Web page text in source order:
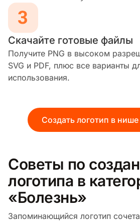
Скачайте готовые файлы
Получите PNG в высоком
SVG и PDF, плюс все варианты
использования.
Создать логотип в
Советы по
логотипа в
«Болезнь»
Запоминающийся логотип